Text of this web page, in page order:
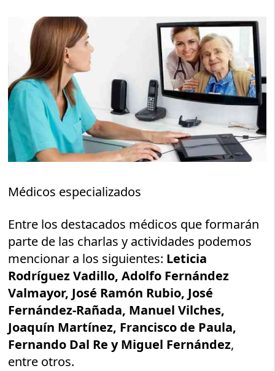
Médicos especializados
Entre los destacados médicos que formarán
parte de las charlas y actividades podemos
mencionar a los siguientes: Leticia
Rodríguez Vadillo, Adolfo Fernández
Valmayor, José Ramón Rubio, José
Fernández-Rañada, Manuel Vilches,
Joaquín Martínez, Francisco de Paula,
Fernando Dal Re y Miguel Fernández,
entre otros.